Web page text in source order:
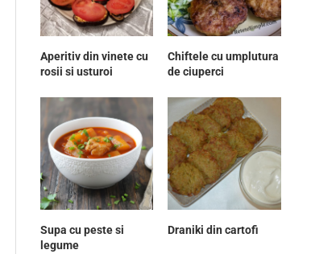
Aperitiv din vinete cu
rosii si usturoi
Chiftele cu umplutura
de ciuperci
Supa cu peste si
legume
Draniki din cartofi